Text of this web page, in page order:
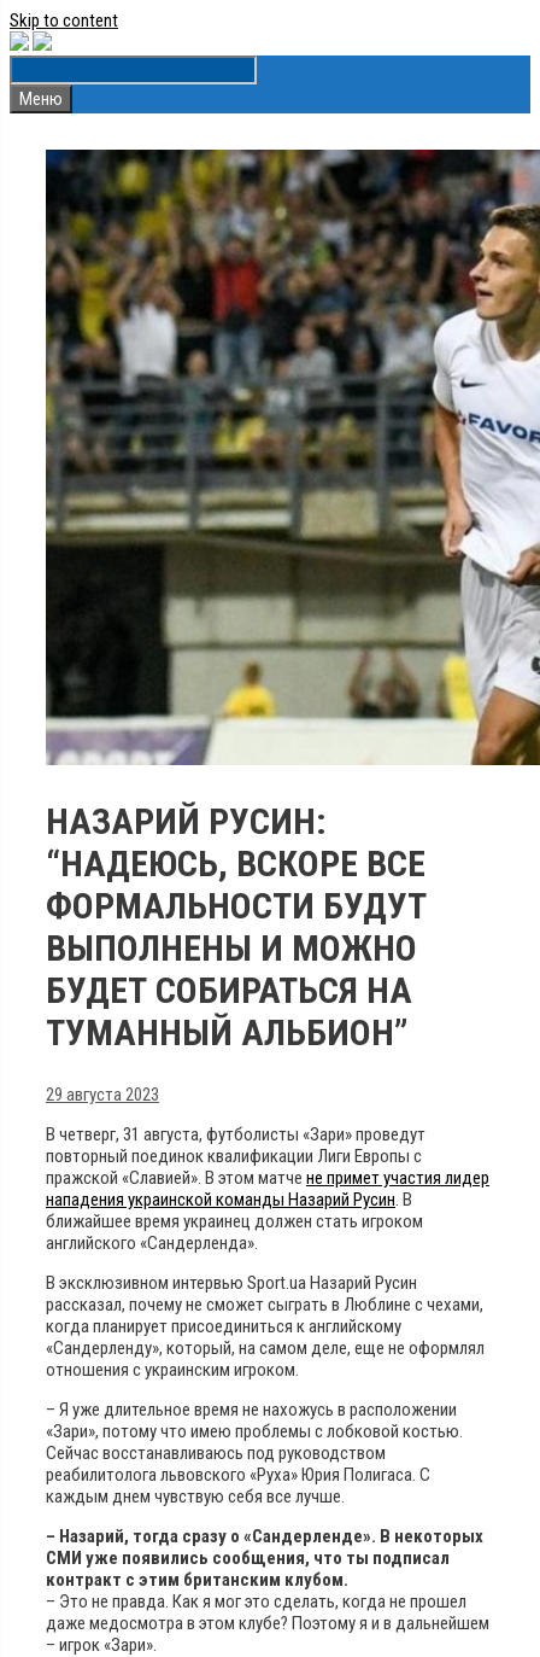
Skip to content
Меню
НАЗАРИЙ РУСИН:
“НАДЕЮСЬ, ВСКОРЕ ВСЕ
ФОРМАЛЬНОСТИ БУДУТ
ВЫПОЛНЕНЫ И МОЖНО
БУДЕТ СОБИРАТЬСЯ НА
ТУМАННЫЙ АЛЬБИОН”
29 августа 2023
В четверг, 31 августа, футболисты «Зари» проведут
повторный поединок квалификации Лиги Европы с
пражской «Славией». В этом матче не примет участия лидер
нападения украинской команды Назарий Русин. В
ближайшее время украинец должен стать игроком
английского «Сандерленда».
В эксклюзивном интервью Sport.ua Назарий Русин
рассказал, почему не сможет сыграть в Люблине с чехами,
когда планирует присоединиться к английскому
«Сандерленду», который, на самом деле, еще не оформлял
отношения с украинским игроком.
– Я уже длительное время не нахожусь в расположении
«Зари», потому что имею проблемы с лобковой костью.
Сейчас восстанавливаюсь под руководством
реабилитолога львовского «Руха» Юрия Полигаса. С
каждым днем чувствую себя все лучше.
– Назарий, тогда сразу о «Сандерленде». В некоторых
СМИ уже появились сообщения, что ты подписал
контракт с этим британским клубом.
– Это не правда. Как я мог это сделать, когда не прошел
даже медосмотра в этом клубе? Поэтому я и в дальнейшем
– игрок «Зари».